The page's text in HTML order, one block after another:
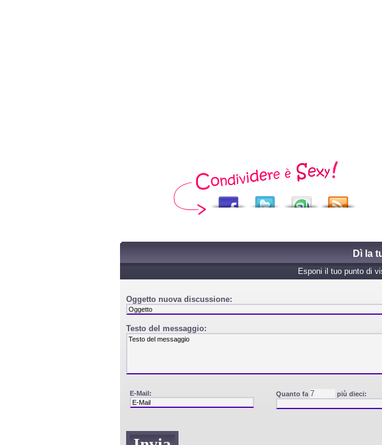
Dì la
Esponi il tuo punto di
Oggetto nuova discussione:
Testo del messaggio:
E-Mail: Quanto fa più dieci: